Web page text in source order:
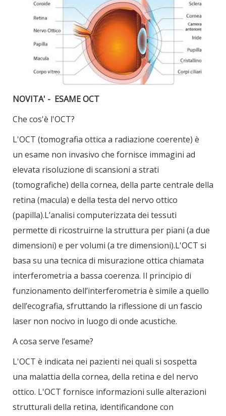
NOVITA' - ESAME OCT
Che cos'è l'OCT?
L'OCT (tomografia ottica a radiazione coerente) è
un esame non invasivo che fornisce immagini ad
elevata risoluzione di scansioni a strati
(tomografiche) della cornea, della parte centrale della
retina (macula) e della testa del nervo ottico
(papilla).L’analisi computerizzata dei tessuti
permette di ricostruirne la struttura per piani (a due
dimensioni) e per volumi (a tre dimensioni).L'OCT si
basa su una tecnica di misurazione ottica chiamata
interferometria a bassa coerenza. Il principio di
funzionamento dell’interferometria è simile a quello
dell’ecografia, sfruttando la riflessione di un fascio
laser non nocivo in luogo di onde acustiche.
A cosa serve l’esame?
L'OCT è indicata nei pazienti nei quali si sospetta
una malattia della cornea, della retina e del nervo
ottico. L'OCT fornisce informazioni sulle alterazioni
strutturali della retina, identificandone con